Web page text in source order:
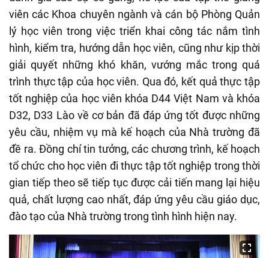
viên các Khoa chuyên ngành và cán bộ Phòng Quản
lý học viên trong việc triển khai công tác nắm tình
hình, kiểm tra, hướng dẫn học viên, cũng như kịp thời
giải quyết những khó khăn, vướng mắc trong quá
trình thực tập của học viên. Qua đó, kết quả thực tập
tốt nghiệp của học viên khóa D44 Việt Nam và khóa
D32, D33 Lào về cơ bản đã đáp ứng tốt được những
yêu cầu, nhiệm vụ mà kế hoạch của Nhà trường đã
đề ra. Đồng chí tin tưởng, các chương trình, kế hoạch
tổ chức cho học viên đi thực tập tốt nghiệp trong thời
gian tiếp theo sẽ tiếp tục được cải tiến mang lại hiệu
quả, chất lượng cao nhất, đáp ứng yêu cầu giáo dục,
đào tạo của Nhà trường trong tình hình hiện nay.